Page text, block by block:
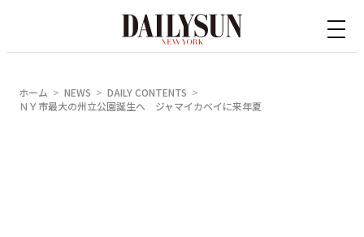
ホーム NEWS
DAILY CONTENTS
ＮＹ市最大の州立公園誕生へ ジャマイカベイに来年夏